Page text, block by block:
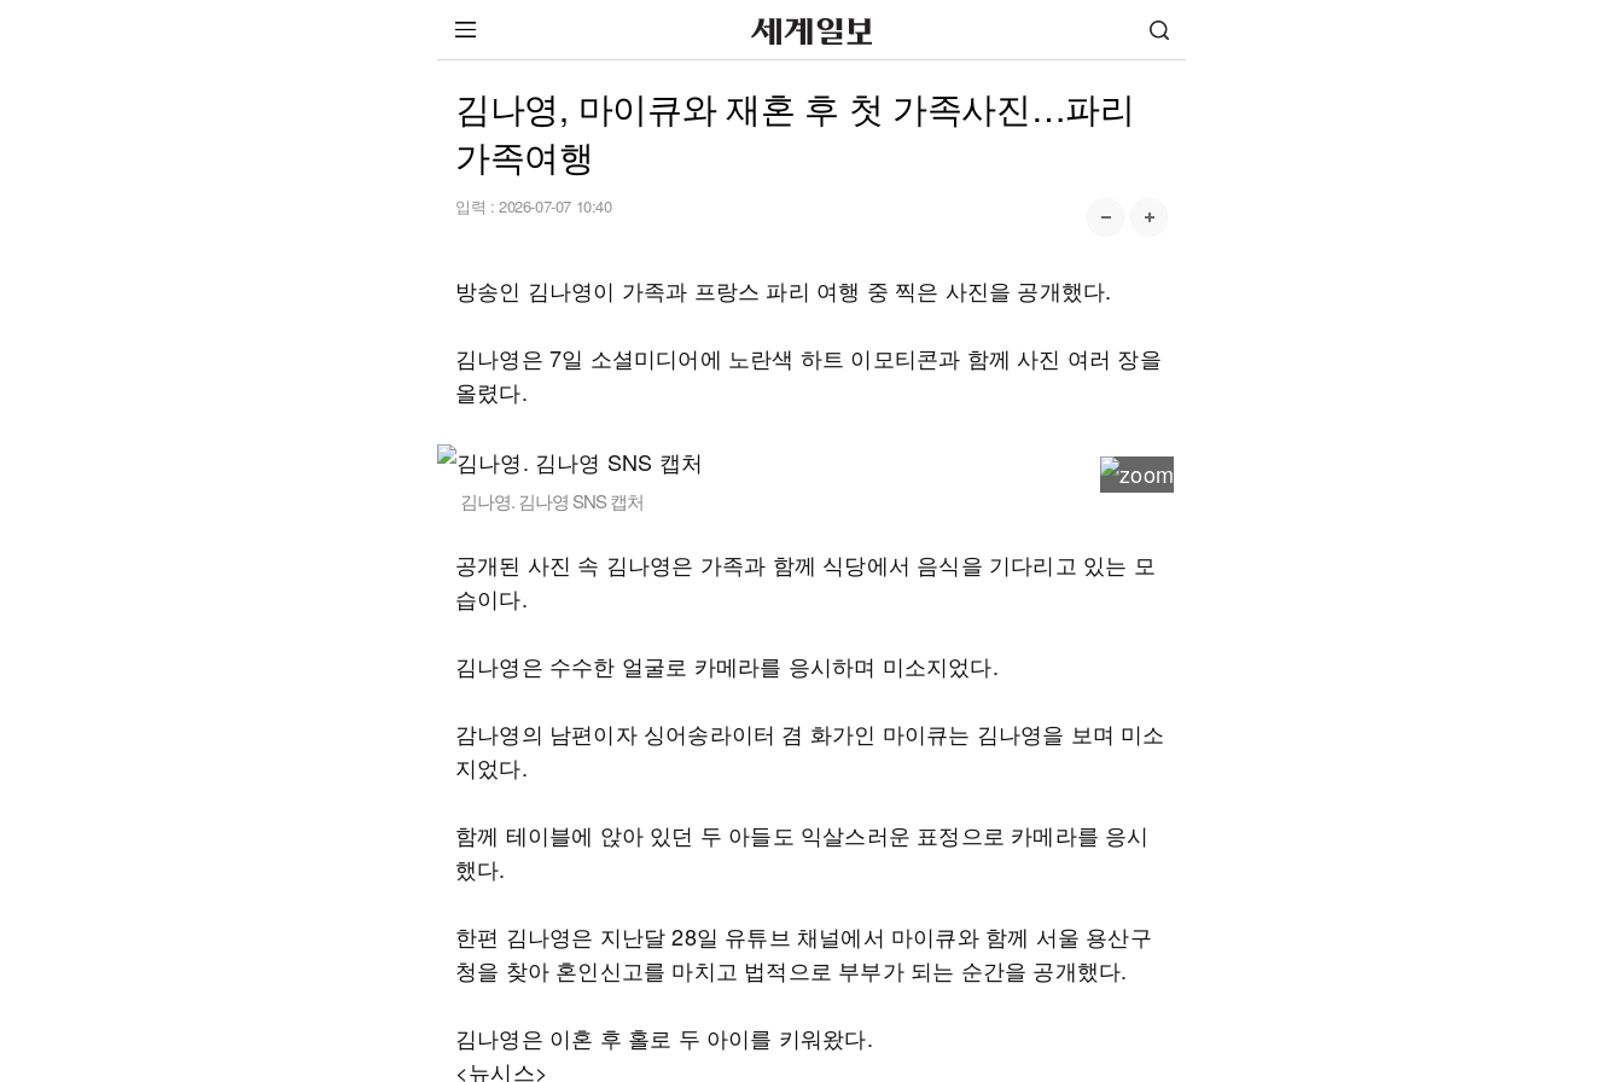
김나영, 마이큐와 재혼 후 첫 가족사진…파리
가족여행
입력 : 2026-07-07 10:40
방송인 김나영이 가족과 프랑스 파리 여행 중 찍은 사진을 공개했다.
김나영은 7일 소셜미디어에 노란색 하트 이모티콘과 함께 사진 여러 장을
올렸다.
김나영. 김나영 SNS 캡처
공개된 사진 속 김나영은 가족과 함께 식당에서 음식을 기다리고 있는 모
습이다.
김나영은 수수한 얼굴로 카메라를 응시하며 미소지었다.
감나영의 남편이자 싱어송라이터 겸 화가인 마이큐는 김나영을 보며 미소
지었다.
함께 테이블에 앉아 있던 두 아들도 익살스러운 표정으로 카메라를 응시
했다.
한편 김나영은 지난달 28일 유튜브 채널에서 마이큐와 함께 서울 용산구
청을 찾아 혼인신고를 마치고 법적으로 부부가 되는 순간을 공개했다.
김나영은 이혼 후 홀로 두 아이를 키워왔다.
<뉴시스>